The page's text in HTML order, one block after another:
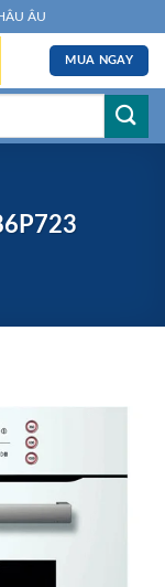
ÂU
MUA NGAY